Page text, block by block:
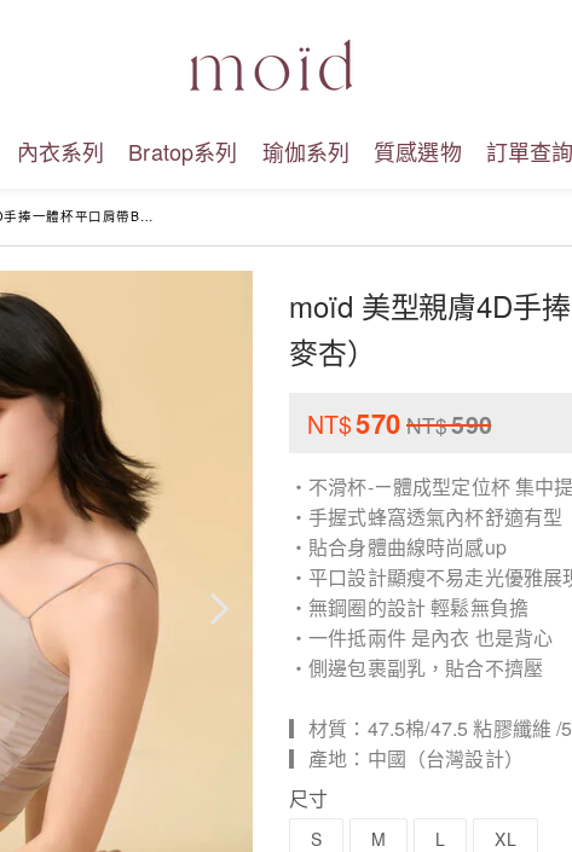
內衣系列 Bratop系列 瑜伽系列 質感選物 訂單查詢
杯平口肩帶Bratop（燕麥杏）
moïd 美型親膚4D手
麥杏）
NT$570 NT$590
・不滑杯-ㄧ體成型定位杯 集中
・手握式蜂窩透氣內杯舒適有型
・貼合身體曲線時尚感up
・平口設計顯瘦不易走光優雅展
・無鋼圈的設計 輕鬆無負擔
・一件抵兩件 是內衣 也是背心
・側邊包裹副乳，貼合不擠壓
▎材質：47.5棉/47.5 粘膠纖維 /
▎產地：中國（台灣設計）
尺寸
S M L XL